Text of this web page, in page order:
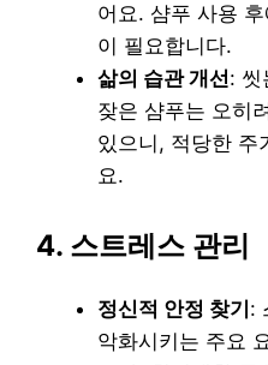
어요. 샴푸 사용
이 필요합니다.
삶의 습관 개선: 씻
잦은 샴푸는 오히
있으니, 적당한 주
요.
4. 스트레스 관리
정신적 안정 찾기:
악화시키는 주요